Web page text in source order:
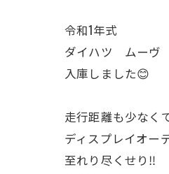
令和1年式
ダイハツ ムーヴ
入庫しました😊
走行距離も少なく
ディスプレイオー
至れり尽くせり‼️